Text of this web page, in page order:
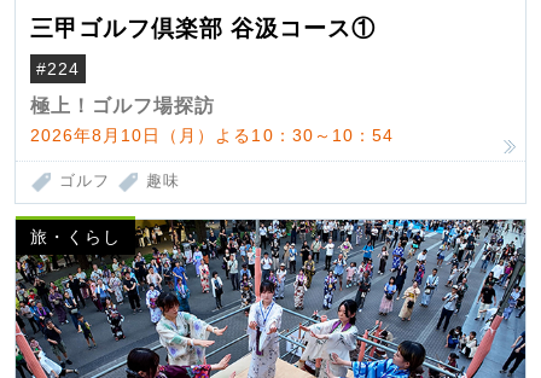
三甲ゴルフ倶楽部 谷汲コース①
#224
極上！ゴルフ場探訪
2026年8月10日（月）よる10：30～10：54
ゴルフ 趣味
旅・くらし